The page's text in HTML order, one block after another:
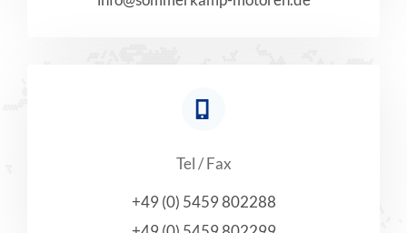
Tel / Fax
+49 (0) 5459 802288